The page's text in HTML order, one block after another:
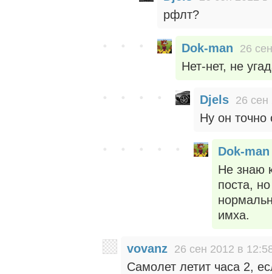
рфлт?
Dok-man 26
Нет-нет, не
Djels 26 сен
Ну он точно
Dok-man
Не знаю
поста,
имха.
vovanz 26 сен 2012 в
Самолет летит часа 2,